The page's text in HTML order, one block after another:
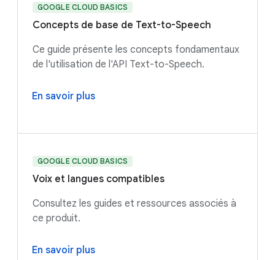
GOOGLE CLOUD BASICS
Concepts de base de Text-to-Speech
Ce guide présente les concepts fondamentaux
de l'utilisation de l'API Text-to-Speech.
En savoir plus
GOOGLE CLOUD BASICS
Voix et langues compatibles
Consultez les guides et ressources associés à
ce produit.
En savoir plus